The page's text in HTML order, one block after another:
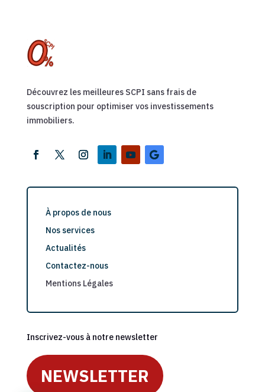
Découvrez les meilleures SCPI sans frais de
souscription pour optimiser vos investissements
immobiliers.
À propos de nous
Nos services
Actualités
Contactez-nous
Mentions Légales
Inscrivez-vous à notre newsletter
NEWSLETTER